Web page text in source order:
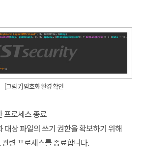
[그림 7] 암호화 환경 확인
로세스 종료
대상 파일의 쓰기 권한을 확보하기 위해
련 프로세스를 종료합니다.